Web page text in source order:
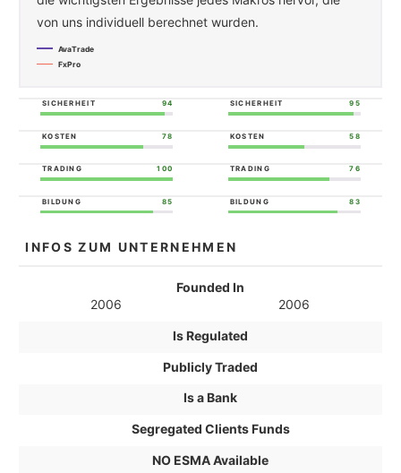
von uns individuell berechnet wurden.
AvaTrade
FxPro
SICHERHEIT 94 SICHERHEIT 95
KOSTEN 78 KOSTEN 58
TRADING 100 TRADING 76
BILDUNG 85 BILDUNG 83
INFOS ZUM UNTERNEHMEN
Founded In
2006
2006
Is Regulated
Publicly Traded
Is a Bank
Segregated Clients Funds
NO ESMA Available